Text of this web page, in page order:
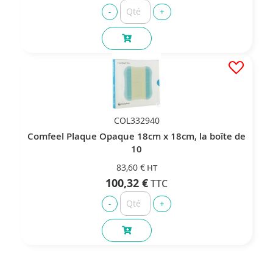
COL332940
Comfeel Plaque Opaque 18cm x 18cm, la boîte de
10
83,60 €
100,32 €